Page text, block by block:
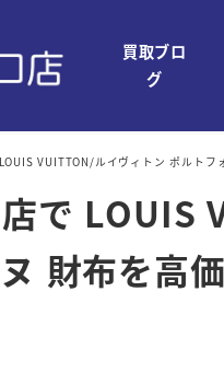
買取ブロ
グ
VUITTON/ルイヴィトン ポルト
で LOUIS
財布を高